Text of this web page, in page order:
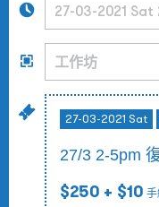
27-03-2021 Sat
27/3 2-5pm
$250 + $10